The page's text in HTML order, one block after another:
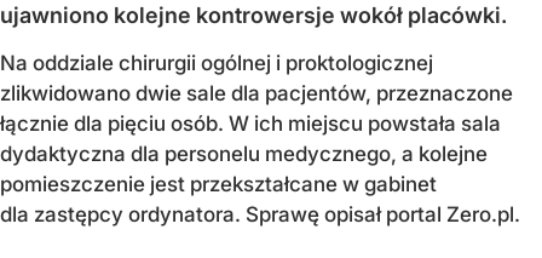
ujawniono kolejne kontrowersje wokół placówki.
Na oddziale chirurgii ogólnej i proktologicznej
zlikwidowano dwie sale dla pacjentów, przeznaczone
łącznie dla pięciu osób. W ich miejscu powstała sala
dydaktyczna dla personelu medycznego, a kolejne
pomieszczenie jest przekształcane w gabinet
dla zastępcy ordynatora. Sprawę opisał portal Zero.pl.